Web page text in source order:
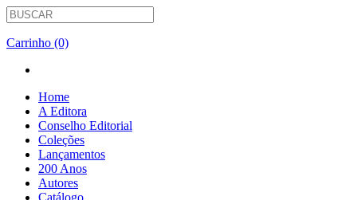
Carrinho (0)
Home
A Editora
Conselho Editorial
Coleções
Lançamentos
200 Anos
Autores
Catálogo